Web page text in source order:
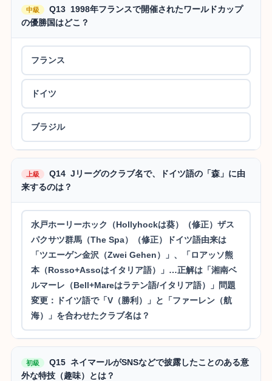
中級
Q13 1998年フランスで開催されたワールドカップ
の優勝国はどこ？
フランス
ドイツ
ブラジル
上級
Q14 Jリーグのクラブ名で、ドイツ語の「森」に由
来するのは？
水戸ホーリーホック（Hollyhockは葵）（修正）ザス
パクサツ群馬（The Spa）（修正）ドイツ語由来は
「ツエーゲン金沢（Zwei Gehen）」、「ロアッソ熊
本（Rosso+Assoはイタリア語）」…正解は「湘南ベ
ルマーレ（Bell+Mareはラテン語/イタリア語）」問題
変更：ドイツ語で「V（勝利）」と「ファーレン（航
海）」を合わせたクラブ名は？
初級
Q15 ネイマールがSNSなどで披露したことのある意
外な特技（趣味）とは？